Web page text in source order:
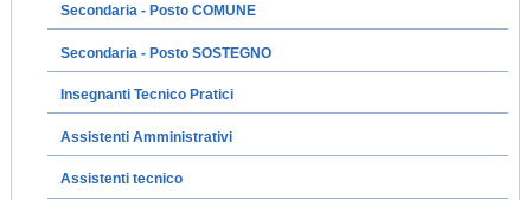
Secondaria - Posto COMUNE
Secondaria - Posto SOSTEGNO
Insegnanti Tecnico Pratici
Assistenti Amministrativi
Assistenti tecnico